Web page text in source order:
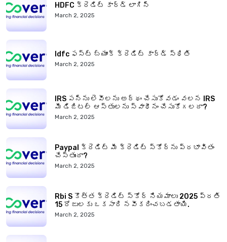
HDFC క్రెడిట్ కార్డ్ లాగిన్
March 2, 2025
Idfc ఫస్ట్ బ్యాంక్ క్రెడిట్ కార్డ్ స్థితి
March 2, 2025
IRS పన్ను లెవీలను అర్థం చేసుకోవడం వలన IRS
మీ డిజిటల్ ఆస్తులను స్వాధీనం చేసుకోగలదా?
March 2, 2025
Paypal క్రెడిట్ మీ క్రెడిట్ స్కోర్‌ను ప్రభావితం
చేస్తుందా?
March 2, 2025
Rbi S కొత్త క్రెడిట్ స్కోర్ నియమాలు 2025 ప్రతి
15 రోజులకు ఒకసారి నవీకరించబడతాయి.
March 2, 2025